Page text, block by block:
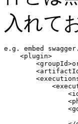
入れて
e.g. embed
    <plugin>
        <groupId>